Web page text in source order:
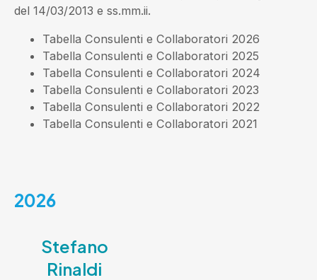
del 14/03/2013 e ss.mm.ii.
Tabella Consulenti e Collaboratori 2026
Tabella Consulenti e Collaboratori 2025
Tabella Consulenti e Collaboratori 2024
Tabella Consulenti e Collaboratori 2023
Tabella Consulenti e Collaboratori 2022
Tabella Consulenti e Collaboratori 2021
2026
Stefano
Rinaldi